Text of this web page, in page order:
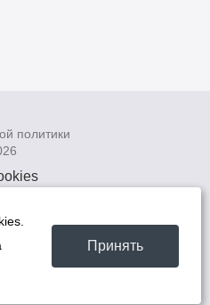
политики
Принять